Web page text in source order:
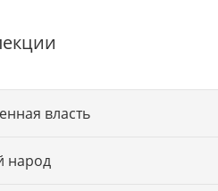
власть
народ